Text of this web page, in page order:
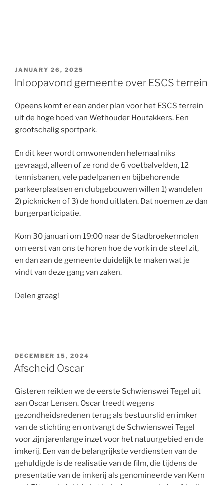
POSTED
ON
JANUARY 26, 2025
Inloopavond gemeente over ESCS terrein
Opeens komt er een ander plan voor het ESCS terrein
uit de hoge hoed van Wethouder Houtakkers. Een
grootschalig sportpark.
En dit keer wordt omwonenden helemaal niks
gevraagd, alleen of ze rond de 6 voetbalvelden, 12
tennisbanen, vele padelpanen en bijbehorende
parkeerplaatsen en clubgebouwen willen 1) wandelen
2) picknicken of 3) de hond uitlaten. Dat noemen ze dan
burgerparticipatie.
Kom 30 januari om 19:00 naar de Stadbroekermolen
om eerst van ons te horen hoe de vork in de steel zit,
en dan aan de gemeente duidelijk te maken wat je
vindt van deze gang van zaken.
Delen graag!
POSTED
ON
DECEMBER 15, 2024
Afscheid Oscar
Gisteren reikten we de eerste Schwienswei Tegel uit
aan Oscar Lensen. Oscar treedt wegens
gezondheidsredenen terug als bestuurslid en imker
van de stichting en ontvangt de Schwienswei Tegel
voor zijn jarenlange inzet voor het natuurgebied en de
imkerij. Een van de belangrijkste verdiensten van de
gehuldigde is de realisatie van de film, die tijdens de
presentatie van de imkerij als genomineerde van Kern